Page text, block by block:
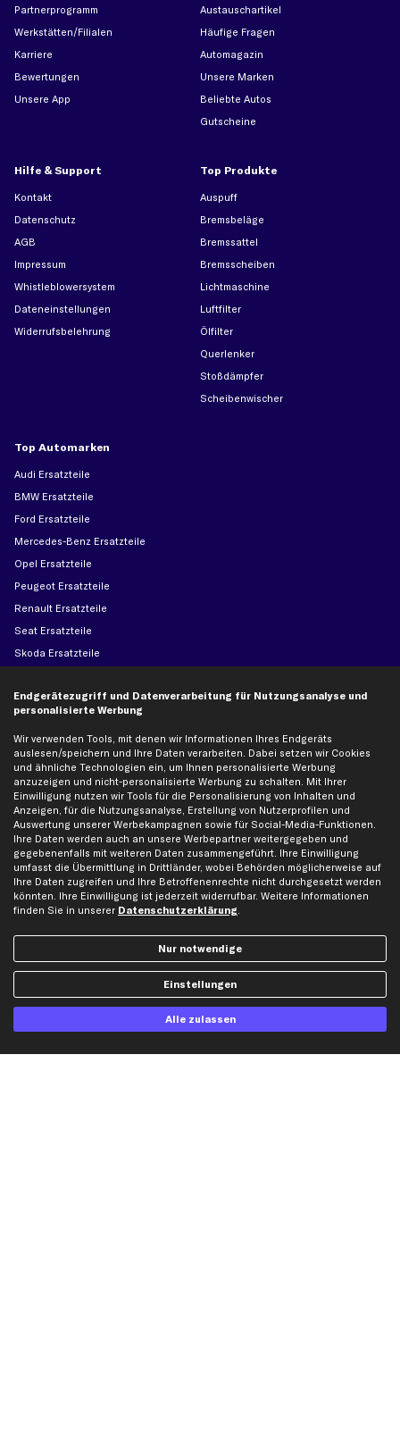
Partnerprogramm
Werkstätten/Filialen
Karriere
Bewertungen
Unsere App
Austauschartikel
Häufige Fragen
Automagazin
Unsere Marken
Beliebte Autos
Gutscheine
Hilfe & Support
Kontakt
Datenschutz
AGB
Impressum
Whistleblowersystem
Dateneinstellungen
Widerrufsbelehrung
Top Produkte
Auspuff
Bremsbeläge
Bremssattel
Bremsscheiben
Lichtmaschine
Luftfilter
Ölfilter
Querlenker
Stoßdämpfer
Scheibenwischer
Top Automarken
Audi Ersatzteile
BMW Ersatzteile
Ford Ersatzteile
Mercedes-Benz Ersatzteile
Opel Ersatzteile
Peugeot Ersatzteile
Renault Ersatzteile
Seat Ersatzteile
Skoda Ersatzteile
Social Media
Jetzt APP Downloaden
kfzteile24 Newsletter
Alle Angebote, Rabatte & Specials.
Ich möchte über aktuelle Vorteile und Angebote im Shop informiert werden und
Datenschutzerklärungein. Eine Abmeldung ist jederzeit möglich.
Endgerätezugriff und Datenverarbeitung für Nutzungsanalyse und
personalisierte Werbung
Wir verwenden Tools, mit denen wir Informationen Ihres Endgeräts
auslesen/speichern und Ihre Daten verarbeiten. Dabei setzen wir Cookies
und ähnliche Technologien ein, um Ihnen personalisierte Werbung
anzuzeigen und nicht-personalisierte Werbung zu schalten. Mit Ihrer
Einwilligung nutzen wir Tools für die Personalisierung von Inhalten und
Anzeigen, für die Nutzungsanalyse, Erstellung von Nutzerprofilen und
Auswertung unserer Werbekampagnen sowie für Social-Media-Funktionen.
Ihre Daten werden auch an unsere Werbepartner weitergegeben und
gegebenenfalls mit weiteren Daten zusammengeführt. Ihre Einwilligung
umfasst die Übermittlung in Drittländer, wobei Behörden möglicherweise auf
Ihre Daten zugreifen und Ihre Betroffenenrechte nicht durchgesetzt werden
könnten. Ihre Einwilligung ist jederzeit widerrufbar. Weitere Informationen
finden Sie in unserer Datenschutzerklärung.
Nur notwendige
Einstellungen
Alle zulassen